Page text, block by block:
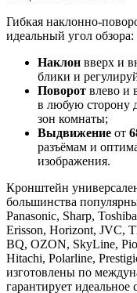
Гибкая наклонно-
идеальный угол обзора:
Наклон вверх и
блики и
Поворот влево и
в любую сторону
зон комнаты;
Выдвижение от
разъёмам и
изображения.
Кронштейн
большинства
Panasonic, Sharp,
Erisson, Horizont, JVC,
BQ, OZON, SkyLine,
Hitachi, Polarline,
изготовлены по
гарантирует